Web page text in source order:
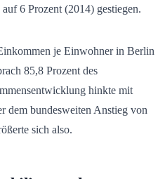
6 Prozent (2014) gestiegen.
je Einwohner in Berlin
85,8 Prozent des
hinkte mit
dem bundesweiten Anstieg von
sich also.